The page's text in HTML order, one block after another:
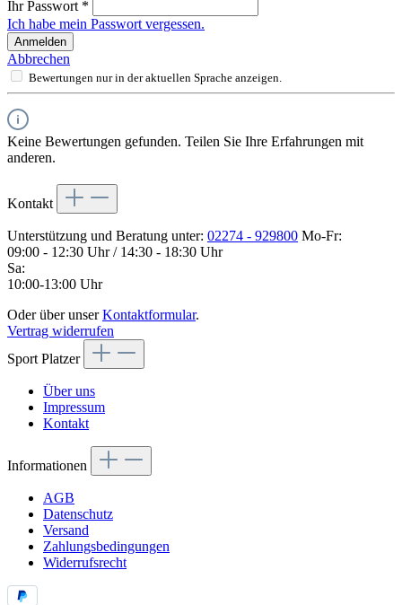
Ihr Passwort *
Ich habe mein Passwort vergessen.
Anmelden
Abbrechen
Bewertungen nur in der aktuellen Sprache anzeigen.
Keine Bewertungen gefunden. Teilen Sie Ihre Erfahrungen mit
anderen.
Kontakt
Unterstützung und Beratung unter: 02274 - 929800 Mo-Fr:
09:00 - 12:30 Uhr / 14:30 - 18:30 Uhr
Sa:
10:00-13:00 Uhr
Oder über unserKontaktformular.
Vertrag widerrufen
Sport Platzer
Über uns
Impressum
Kontakt
Informationen
AGB
Datenschutz
Versand
Zahlungsbedingungen
Widerrufsrecht